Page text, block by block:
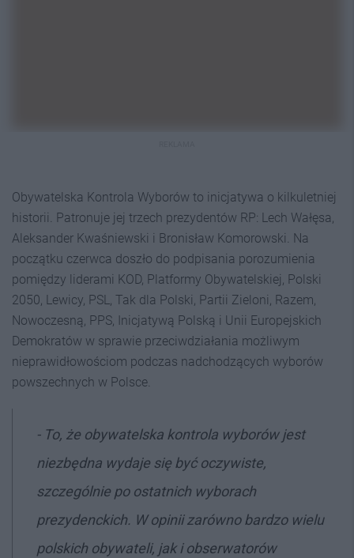
Obywatelska Kontrola Wyborów to inicjatywa o kilkuletniej
historii. Patronuje jej trzech prezydentów RP: Lech Wałęsa,
Aleksander Kwaśniewski i Bronisław Komorowski. Na
początku czerwca doszło do podpisania porozumienia
pomiędzy liderami KOD, Platformy Obywatelskiej, Polski
2050, Lewicy, PSL, Tak dla Polski, Partii Zieloni, Razem,
Nowoczesną, PPS, Inicjatywą Polską i Unii Europejskich
Demokratów w sprawie przeciwdziałania możliwym
nieprawidłowościom podczas nadchodzących wyborów
powszechnych w Polsce.
- To, że obywatelska kontrola wyborów jest
niezbędna wydaje się być oczywiste,
szczególnie po ostatnich wyborach
prezydenckich. W opinii zarówno bardzo wielu
polskich obywateli, jak i obserwatorów